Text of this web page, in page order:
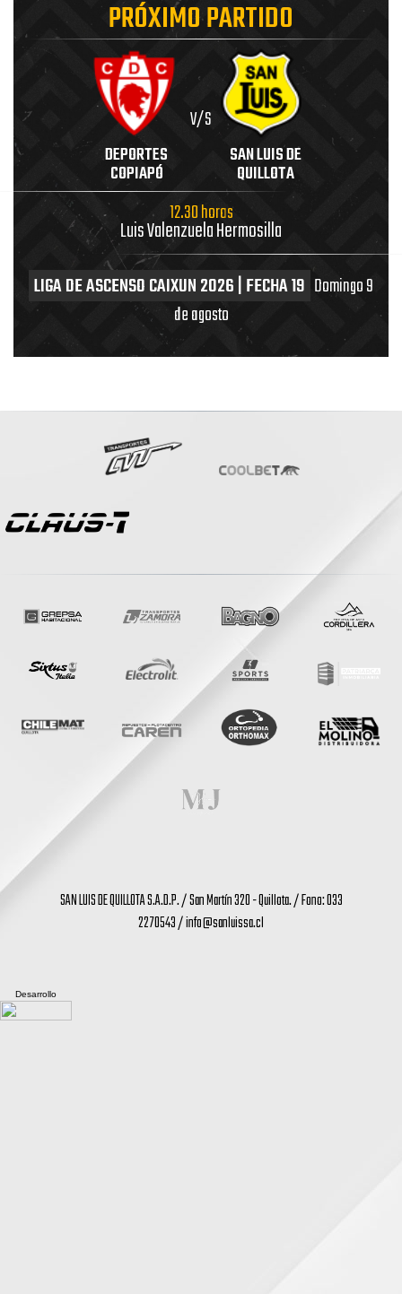
PRÓXIMO PARTIDO
DEPORTES
COPIAPÓ
V/S
SAN LUIS DE
QUILLOTA
12.30 horas
Luis Valenzuela Hermosilla
LIGA DE ASCENSO CAIXUN 2026 | FECHA 19 Domingo 9
de agosto
SAN LUIS DE QUILLOTA S.A.D.P. / San Martín 320 - Quillota. / Fono: 033
2270543 /info@sanluissa.cl
Desarrollo